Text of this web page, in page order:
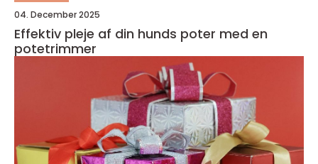
04. December 2025
Effektiv pleje af din hunds poter med en
potetrimmer